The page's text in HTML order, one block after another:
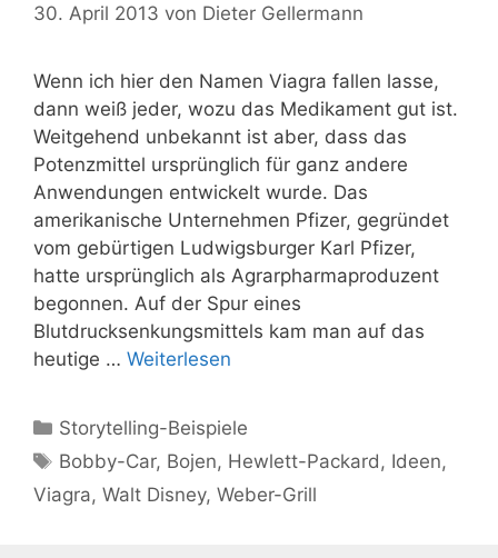
30. April 2013 von Dieter Gellermann
Wenn ich hier den Namen Viagra fallen lasse,
dann weiß jeder, wozu das Medikament gut ist.
Weitgehend unbekannt ist aber, dass das
Potenzmittel ursprünglich für ganz andere
Anwendungen entwickelt wurde. Das
amerikanische Unternehmen Pfizer, gegründet
vom gebürtigen Ludwigsburger Karl Pfizer,
hatte ursprünglich als Agrarpharmaproduzent
begonnen. Auf der Spur eines
Blutdrucksenkungsmittels kam man auf das
heutige … Weiterlesen
Kategorien
Storytelling-Beispiele
Schlagwörter
Bobby-Car, Bojen, Hewlett-Packard , Ideen,
Viagra, Walt Disney, Weber-Grill